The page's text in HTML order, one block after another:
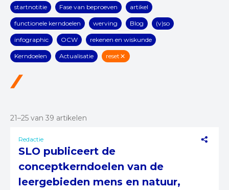
21–25 van 39 artikelen
Redactie
SLO publiceert de
conceptkerndoelen van de
leergebieden mens en natuur,
startnotitie Fase van beproeven artikel
functionele kerndoelen werving Blog (v)so
infographic OCW rekenen en wiskunde
Kerndoelen Actualisatie reset